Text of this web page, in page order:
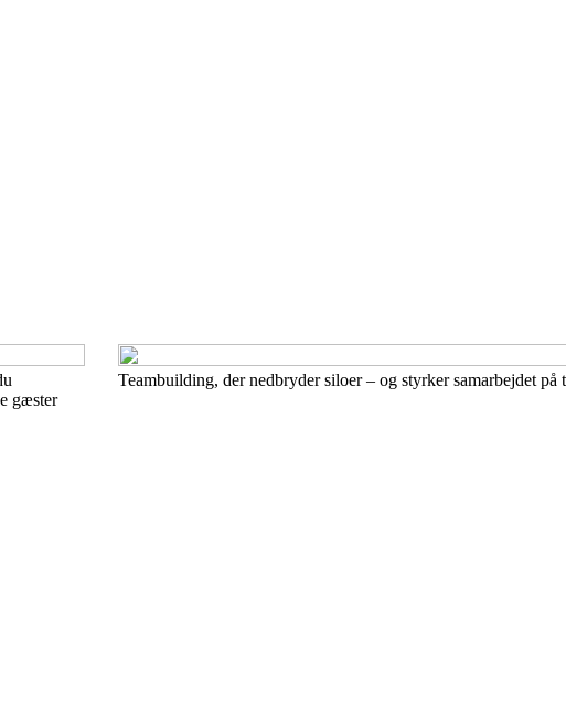
gæster
Teambuilding, der nedbryder siloer – og styrker samarbejdet på